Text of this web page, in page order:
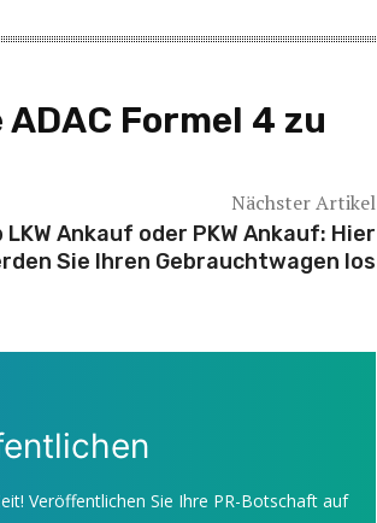
Formel 4 zu
Nächster Artikel
LKW Ankauf oder PKW Ankauf: Hier
Sie Ihren Gebrauchtwagen los
Veröffentlichen Sie Ihre PR-Botschaft auf